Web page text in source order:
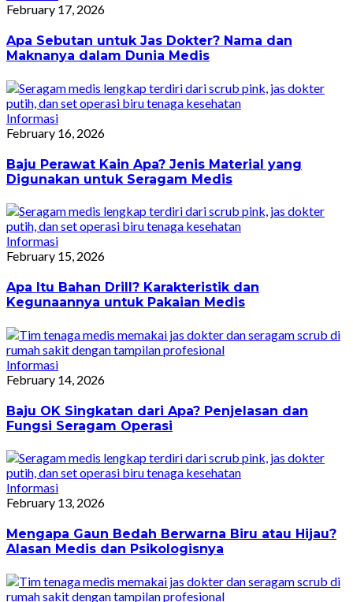
February 17, 2026
Apa Sebutan untuk Jas Dokter? Nama dan
Maknanya dalam Dunia Medis
Informasi
February 16, 2026
Baju Perawat Kain Apa? Jenis Material yang
Digunakan untuk Seragam Medis
Informasi
February 15, 2026
Apa Itu Bahan Drill? Karakteristik dan
Kegunaannya untuk Pakaian Medis
Informasi
February 14, 2026
Baju OK Singkatan dari Apa? Penjelasan dan
Fungsi Seragam Operasi
Informasi
February 13, 2026
Mengapa Gaun Bedah Berwarna Biru atau Hijau?
Alasan Medis dan Psikologisnya